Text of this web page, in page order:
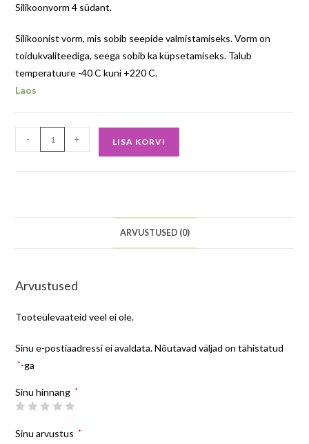
Silikoonvorm 4 südant.
Silikoonist vorm, mis sobib seepide valmistamiseks. Vorm on
toidukvaliteediga, seega sobib ka küpsetamiseks. Talub
temperatuure -40 C kuni +220 C.
Laos
- + LISA KORVI
ARVUSTUSED (0)
Arvustused
Tooteülevaateid veel ei ole.
Sinu e-postiaadressi ei avaldata. Nõutavad väljad on tähistatud
*-ga
Sinu hinnang *
Sinu arvustus *